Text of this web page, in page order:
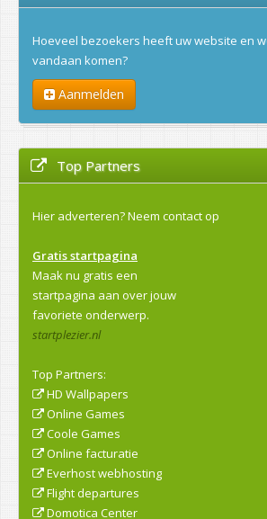
Hoeveel bezoekers heeft uw website en
vandaan komen?
Aanmelden
Top Partners
Hier adverteren?Neem contact op
Gratis startpagina
Maak nu gratis een
startpagina aan over jouw
favoriete onderwerp.
startplezier.nl
Top Partners:
HD Wallpapers
Online Games
Coole Games
Online facturatie
Everhost webhosting
Flight departures
Domotica Center